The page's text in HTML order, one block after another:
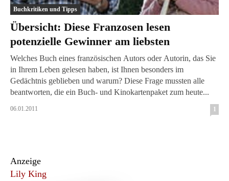
Buchkritiken und Tipps
Übersicht: Diese Franzosen lesen
potenzielle Gewinner am liebsten
Welches Buch eines französischen Autors oder Autorin, das Sie
in Ihrem Leben gelesen haben, ist Ihnen besonders im
Gedächtnis geblieben und warum? Diese Frage mussten alle
beantworten, die ein Buch- und Kinokartenpaket zum heute...
06.01.2011 1
Anzeige
Lily King